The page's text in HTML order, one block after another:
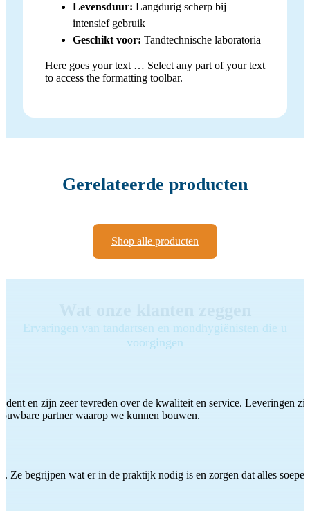
Levensduur: Langdurig scherp bij
intensief gebruik
Geschikt voor: Tandtechnische laboratoria
Here goes your text … Select any part of your text
to access the formatting toolbar.
Gerelateerde producten
Shop alle producten
Ervaringen van tandartsen en mondhygiënisten die u
voorgingen
en zijn zeer tevreden over de kwaliteit en service. Leveringen
partner waarop we kunnen bouwen.
Ze begrijpen wat er in de praktijk nodig is en zorgen dat alles